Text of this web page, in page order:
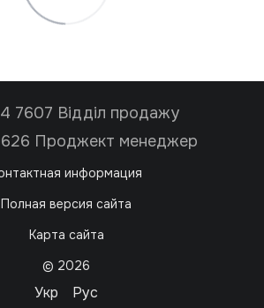
7607 Відділ продажу
Проджект менеджер
информация
Полная версия сайта
Карта сайта
© 2026
Укр Рус